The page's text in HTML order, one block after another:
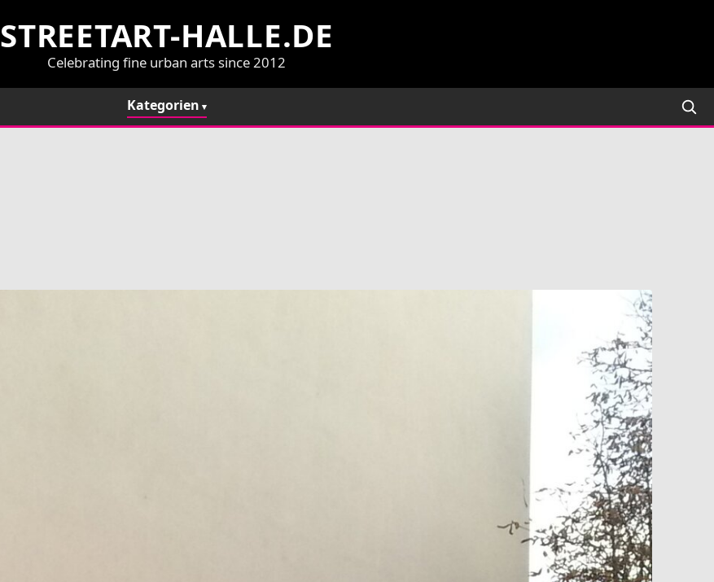
STREETART-HALLE.DE
Celebrating fine urban arts since 2012
Kategorien